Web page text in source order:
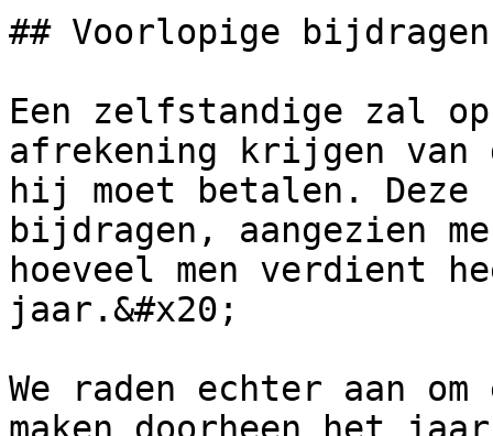
## Voorlopige bijdragen
Een zelfstandige zal
afrekening krijgen
hij moet betalen.
bijdragen, aangezien
hoeveel men verdient
jaar.&#x20;
We raden echter aan